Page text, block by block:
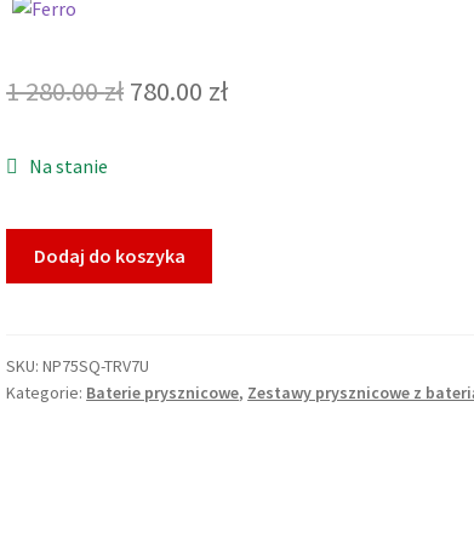
1 280.00zł Pierwotna
1
280.00 zł.
780.00 złAktualna
Na stanie
natryskowa
z
Dodaj do koszyka
SKU:NP75SQ-TRV7U
Kategorie: Baterie prysznicowe, Zestawy prysznicowe z